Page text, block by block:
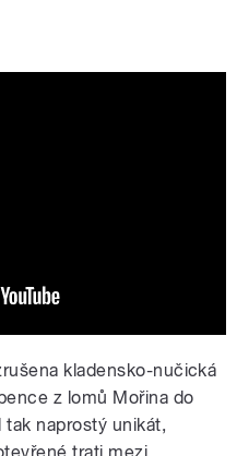
kladensko-nučická
z lomů Mořina do
tak naprostý unikát,